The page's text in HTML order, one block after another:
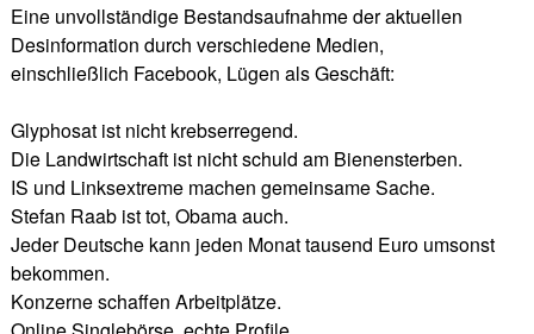
Eine unvollständige Bestandsaufnahme der aktuellen
Desinformation durch verschiedene Medien,
einschließlich Facebook, Lügen als Geschäft:
Glyphosat ist nicht krebserregend.
Die Landwirtschaft ist nicht schuld am Bienensterben.
IS und Linksextreme machen gemeinsame Sache.
Stefan Raab ist tot, Obama auch.
Jeder Deutsche kann jeden Monat tausend Euro umsonst
bekommen.
Konzerne schaffen Arbeitplätze.